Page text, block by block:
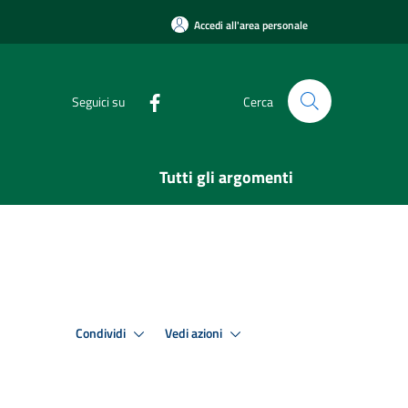
Accedi all'area personale
Seguici su Cerca
Tutti gli argomenti
Condividi Vedi azioni